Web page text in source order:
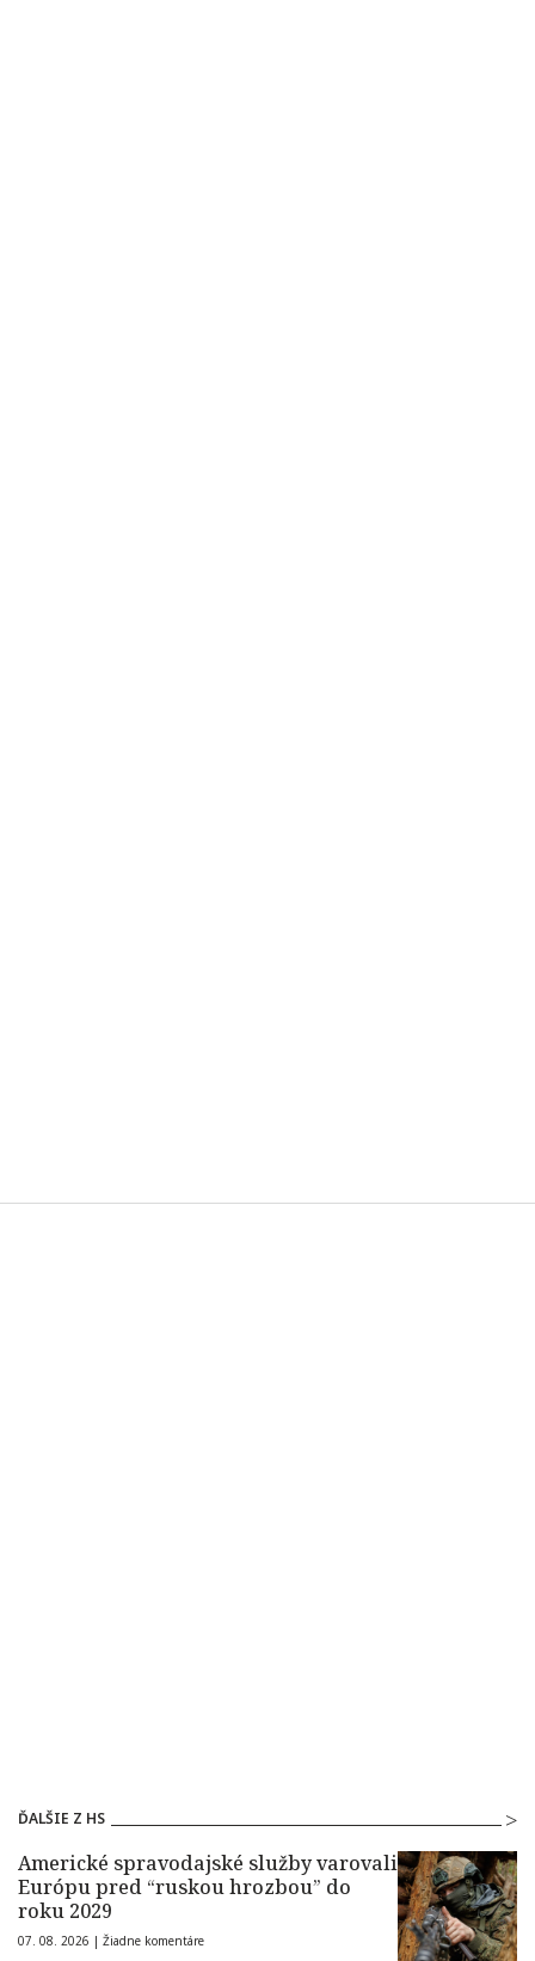
ĎALŠIE Z HS
Americké spravodajské služby varovali
Európu pred “ruskou hrozbou” do
roku 2029
07. 08. 2026 | Žiadne komentáre